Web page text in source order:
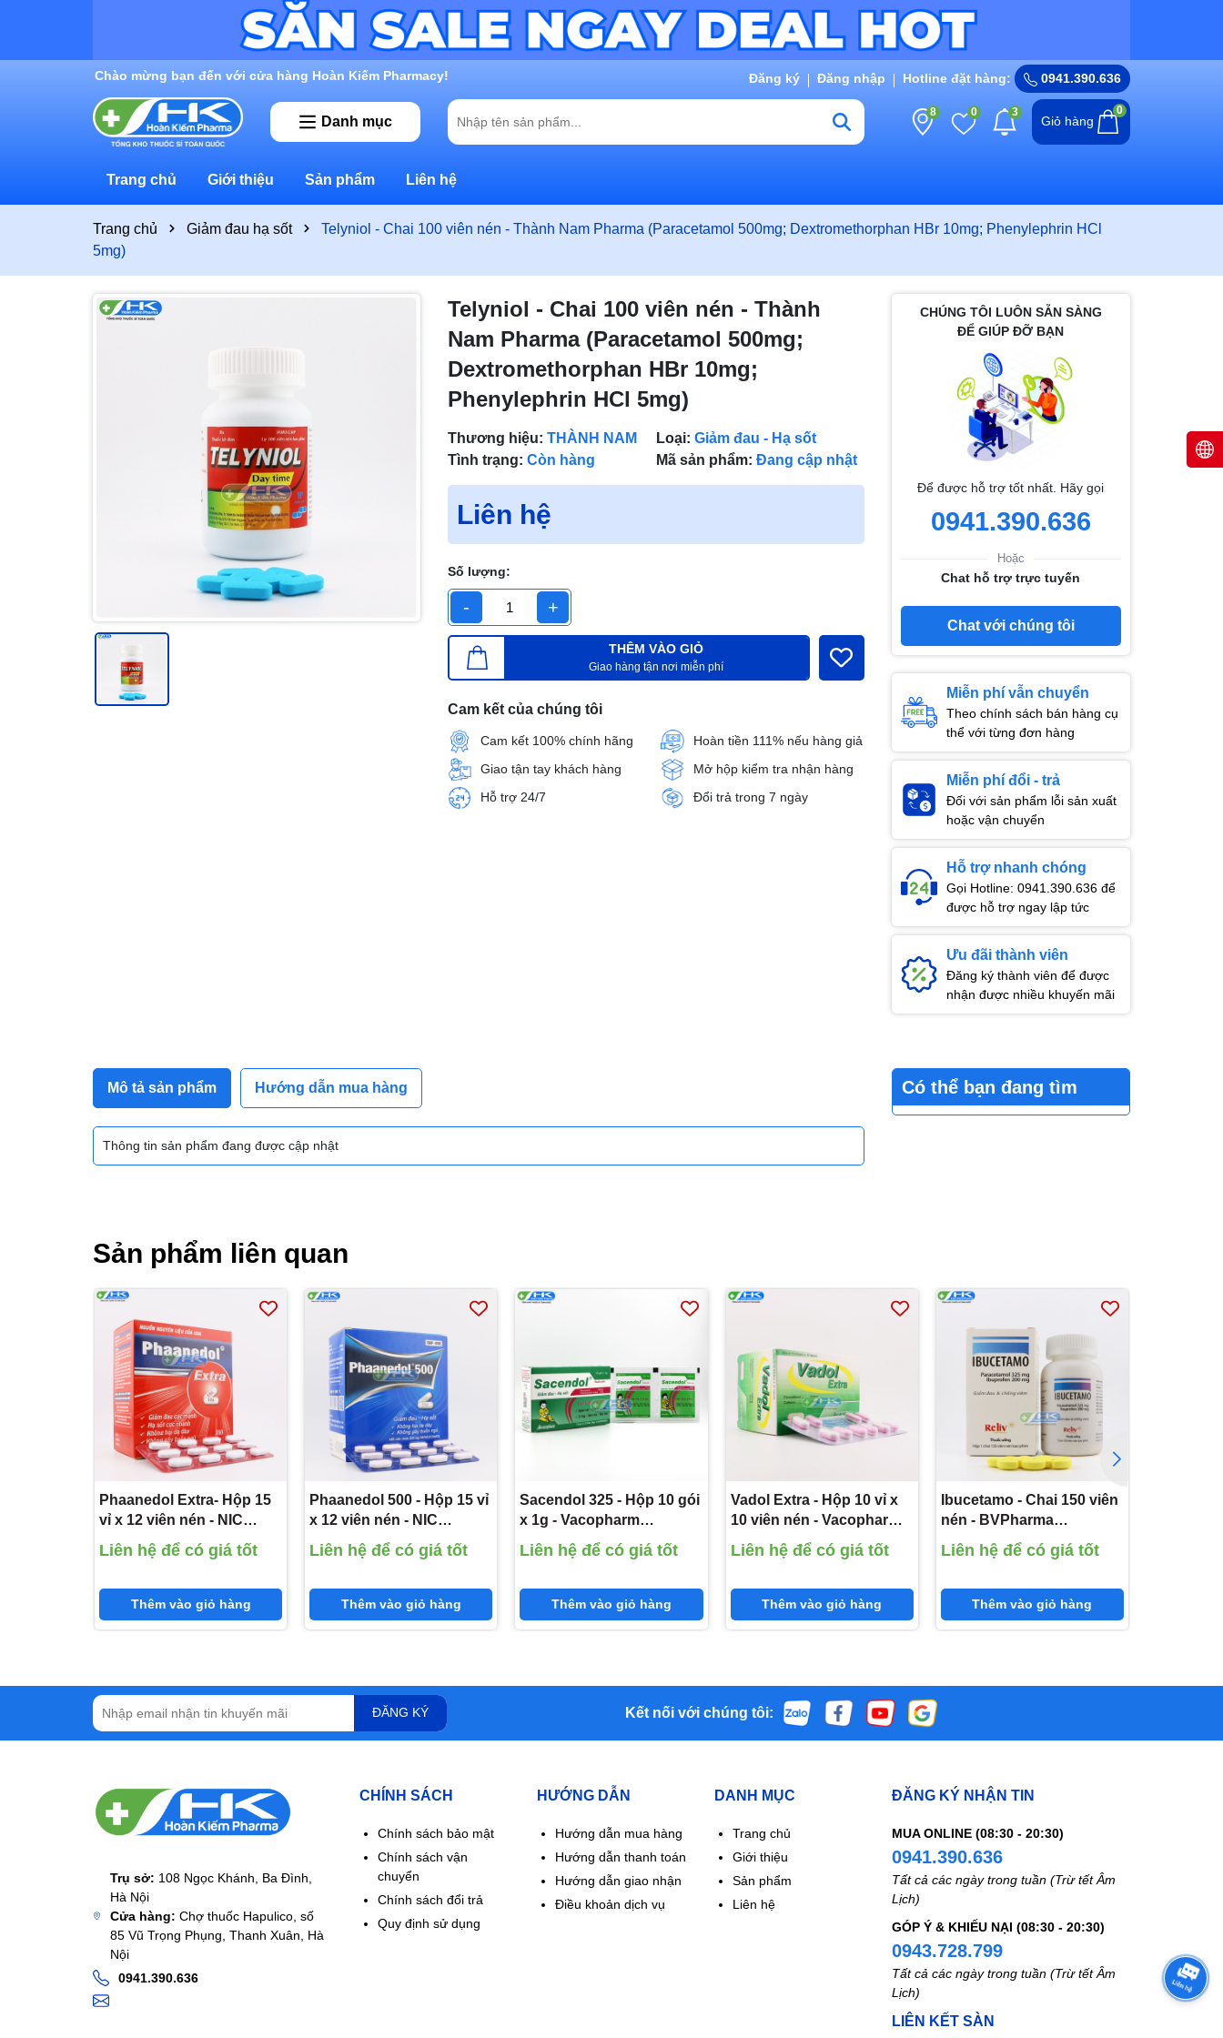
Rất nhiều ưu đãi và chương trình khuyến mãi đang chờ đợi bạn Đăng ký Đăng nhập Hotline đặt hàng: 0941.390.636
Danh mục
8 0 3
Giỏ hàng
0
Trang chủ Giới thiệu Sản phẩm Liên hệ
Trang chủ Giảm đau hạ sốt
Telyniol - Chai 100 viên nén - Thành Nam Pharma (Paracetamol 500mg; Dextromethorphan HBr 10mg; Phenylephrin HCl
5mg)
Telyniol - Chai 100 viên nén - Thành
Nam Pharma (Paracetamol 500mg;
Dextromethorphan HBr 10mg;
Phenylephrin HCl 5mg)
Thương hiệu: THÀNH NAM Loại: Giảm đau - Hạ sốt
Tình trạng: Còn hàng Mã sản phẩm: Đang cập nhật
Liên hệ
Số lượng:
- +
THÊM VÀO GIỎ
Giao hàng tận nơi miễn phí
Cam kết của chúng tôi
Cam kết 100% chính hãng
Hoàn tiền 111% nếu hàng giả
Giao tận tay khách hàng
Mở hộp kiểm tra nhận hàng
Hỗ trợ 24/7
Đổi trả trong 7 ngày
CHÚNG TÔI LUÔN SẴN SÀNG
ĐỂ GIÚP ĐỠ BẠN
Để được hỗ trợ tốt nhất. Hãy gọi
0941.390.636
Hoặc
Chat hỗ trợ trực tuyến
Chat với chúng tôi
Miễn phí vẫn chuyển
Theo chính sách bán hàng cụ
thể với từng đơn hàng
Miễn phí đổi - trả
Đối với sản phẩm lỗi sản xuất
hoặc vận chuyển
Hỗ trợ nhanh chóng
Gọi Hotline: 0941.390.636 để
được hỗ trợ ngay lập tức
Ưu đãi thành viên
Đăng ký thành viên để được
nhận được nhiều khuyến mãi
Mô tả sản phẩm Hướng dẫn mua hàng
Thông tin sản phẩm đang được cập nhật
Có thể bạn đang tìm
Sản phẩm liên quan
Phaanedol Extra- Hộp 15
vỉ x 12 viên nén - NIC
Pharma (Paracetamol
500mg; Cafein 65mg)
Liên hệ để có giá tốt
Thêm vào giỏ hàng
Phaanedol 500 - Hộp 15 vỉ
x 12 viên nén - NIC
Pharma (Paracetamol
500mg)
Liên hệ để có giá tốt
Thêm vào giỏ hàng
Sacendol 325 - Hộp 10 gói
x 1g - Vacopharm
(Paracetamol 325mg)
Liên hệ để có giá tốt
Thêm vào giỏ hàng
Vadol Extra - Hộp 10 vỉ x
10 viên nén - Vacopharm
(Paracetamol 500mg;
Cafein 65mg)
Liên hệ để có giá tốt
Thêm vào giỏ hàng
Ibucetamo - Chai 150 viên
nén - BVPharma
(Paracetamol 325mg;
Ibuprofen 200mg)
Liên hệ để có giá tốt
Thêm vào giỏ hàng
ĐĂNG KÝ Kết nối với chúng tôi:
Trụ sở: 108 Ngọc Khánh, Ba Đình,
Hà Nội
Cửa hàng: Chợ thuốc Hapulico, số
85 Vũ Trọng Phụng, Thanh Xuân, Hà
Nội
0941.390.636
CHÍNH SÁCH
Chính sách bảo mật
Chính sách vận
chuyển
Chính sách đổi trả
Quy định sử dụng
HƯỚNG DẪN
Hướng dẫn mua hàng
Hướng dẫn thanh toán
Hướng dẫn giao nhận
Điều khoản dịch vụ
DANH MỤC
Trang chủ
Giới thiệu
Sản phẩm
Liên hệ
ĐĂNG KÝ NHẬN TIN
MUA ONLINE (08:30 - 20:30)
0941.390.636
Tất cả các ngày trong tuần (Trừ tết Âm
Lịch)
GÓP Ý & KHIẾU NẠI (08:30 - 20:30)
0943.728.799
Tất cả các ngày trong tuần (Trừ tết Âm
Lịch)
LIÊN KẾT SÀN